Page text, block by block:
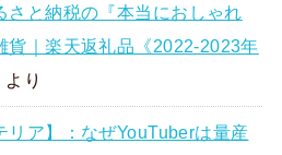
さと納税の『本当におしゃれ
貨｜楽天返礼品《2022-2023年
より
リア】：なぜYouTuberは量産